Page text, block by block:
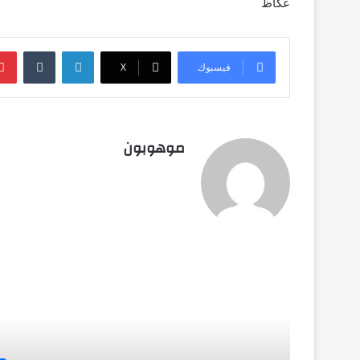
فيسبوك ‫X
لينكدإن
موهوبون